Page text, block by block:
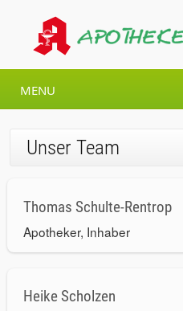
MENU
Unser Team
Thomas Schulte-Rentrop
Apotheker, Inhaber
Heike Scholzen